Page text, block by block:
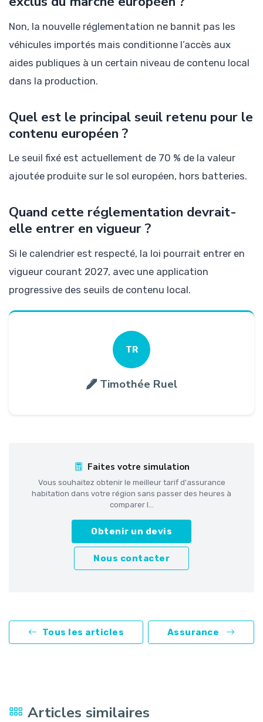
Non, la nouvelle réglementation ne bannit pas les
véhicules importés mais conditionne l’accès aux
aides publiques à un certain niveau de contenu local
dans la production.
Quel est le principal seuil retenu pour le
contenu européen ?
Le seuil fixé est actuellement de 70 % de la valeur
ajoutée produite sur le sol européen, hors batteries.
Quand cette réglementation devrait-
elle entrer en vigueur ?
Si le calendrier est respecté, la loi pourrait entrer en
vigueur courant 2027, avec une application
progressive des seuils de contenu local.
TR
Timothée Ruel
Faites votre simulation
Vous souhaitez obtenir le meilleur tarif d'assurance
habitation dans votre région sans passer des heures à
comparer l...
Obtenir un devis
Nous contacter
Tous les articles Assurance
Articles similaires